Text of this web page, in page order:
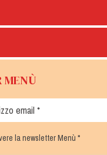
MENÙ
la newsletter Menù *